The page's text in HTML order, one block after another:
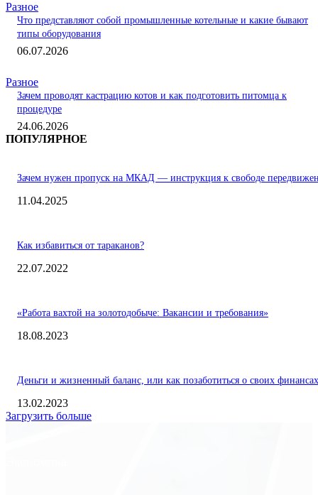
Разное
Что представляют собой промышленные котельные и какие бывают
типы оборудования
06.07.2026
Разное
Зачем проводят кастрацию котов и как подготовить питомца к
процедуре
24.06.2026
ПОПУЛЯРНОЕ
Зачем нужен пропуск на МКАД — инструкция к свободе
11.04.2025
Как избавиться от тараканов?
22.07.2022
«Работа вахтой на золотодобыче: Вакансии и требования»
18.08.2023
Деньги и жизненный баланс, или как позаботиться о своих финансах
13.02.2023
Загрузить больше